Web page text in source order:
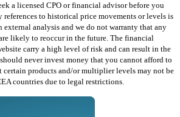
a licensed CPO or financial advisor before you
references to historical price movements or levels is
external analysis and we do not warranty that any
likely to reoccur in the future. The financial
carry a high level of risk and can result in the
never invest money that you cannot afford to
certain products and/or multiplier levels may not be
countries due to legal restrictions.